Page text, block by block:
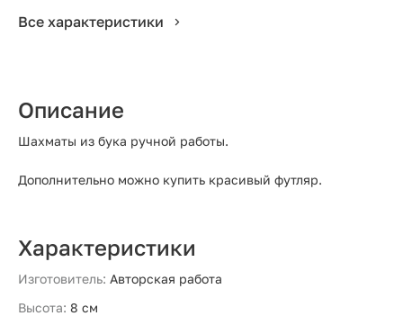
Все характеристики
Описание
Шахматы из бука ручной работы.
Дополнительно можно купить красивый футляр.
Характеристики
Изготовитель: Авторская работа
Высота: 8 см